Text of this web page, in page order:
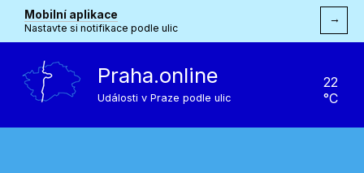
Mobilní aplikace
Nastavte si notifikace podle ulic
→
Praha.online
Události v Praze podle ulic
22
°C